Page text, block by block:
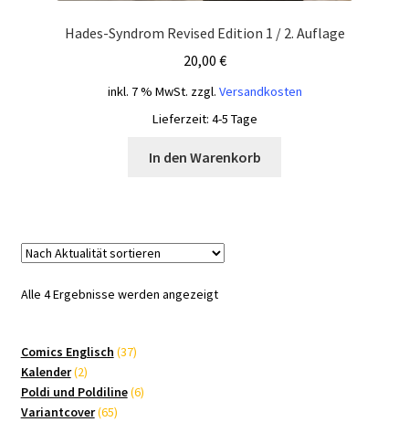
Hades-Syndrom Revised Edition 1 / 2. Auflage
20,00 €
inkl. 7 % MwSt. zzgl. Versandkosten
Lieferzeit: 4-5 Tage
In den Warenkorb
Alle 4 Ergebnisse werden angezeigtNach
Comics Englisch 3737
Kalender 22
Produkte
Poldi und Poldiline 66
Variantcover 6565